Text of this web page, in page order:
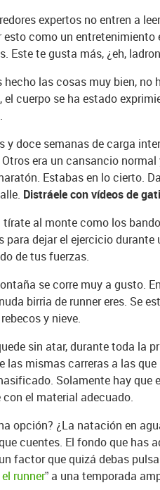
expertos no entren a
esto como un
Este te gusta más, ¿eh,
hecho las cosas muy bien,
cuerpo se ha estado
y doce semanas de carga
era un cansancio
Estabas en lo cierto.
Distráele con vídeos de
tírate al monte como los
para dejar el ejercicio
de tus fuerzas.
se corre muy a gusto.
birria de runner eres. Se
y nieve.
sin atar, durante toda la
las mismas carreras a las
Solamente hay
el material adecuado.
opción? ¿La natación en
cuentes. El fondo que has
factor que quizá debas
runner” a una temporada